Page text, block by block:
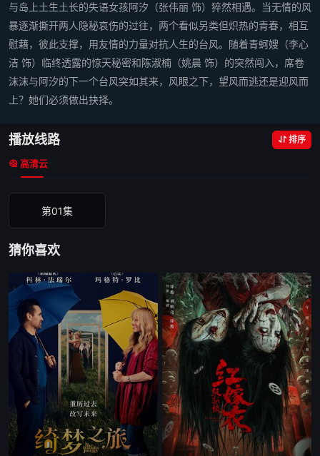
与岛上土生土长的失语女孩阿汐（张伟丽 饰）猝然相遇。当无情的风
暴逐渐撕开两人隐秘哀伤的过往，两个看似另类但炽热的青春，相互
慰藉，彼此支撑，用友情的力量对抗人生的台风。随着青蚵嫂（李心
洁 饰）临终透露的惊天秘密和陈淑楠（姚晨 饰）的突然闯入，席卷
沫沫与阿汐的下一个台风突如其来，风眼之下，望风而逃还是迎风而
上？她们必须做出抉择。
播放线路 排序
高清云
第01集
猜你喜欢